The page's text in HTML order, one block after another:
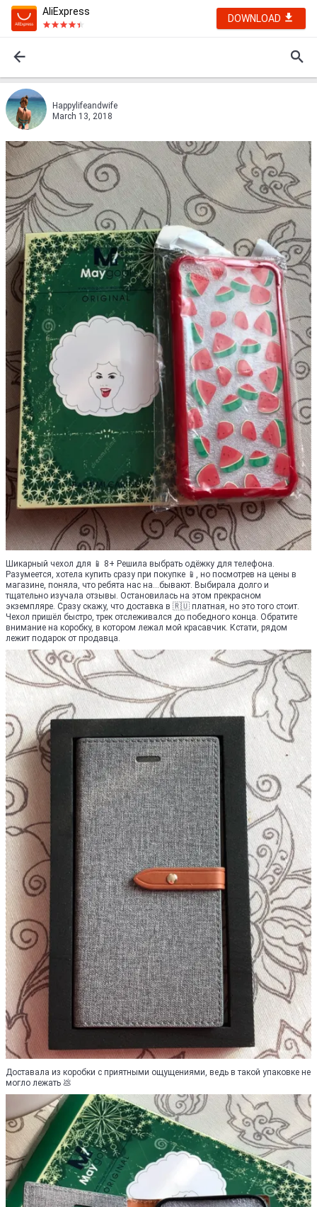
AliExpress
DOWNLOAD
Happylifeandwife
March 13, 2018
Шикарный чехол для 📱 8+ Решила выбрать одёжку для телефона.
Разумеется, хотела купить сразу при покупке 📱, но посмотрев на цены в
магазине, поняла, что ребята нас на...бывают. Выбирала долго и
тщательно изучала отзывы. Остановилась на этом прекрасном
экземпляре. Сразу скажу, что доставка в 🇷🇺 платная, но это того стоит.
Чехол пришёл быстро, трек отслеживался до победного конца. Обратите
внимание на коробку, в котором лежал мой красавчик. Кстати, рядом
лежит подарок от продавца.
Доставала из коробки с приятными ощущениями, ведь в такой упаковке не
могло лежать 💩